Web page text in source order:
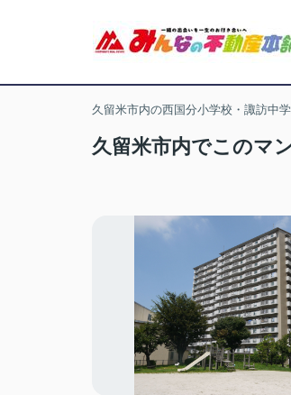
久留米市内の西国分小学校・諏訪中
久留米市内でこのマ